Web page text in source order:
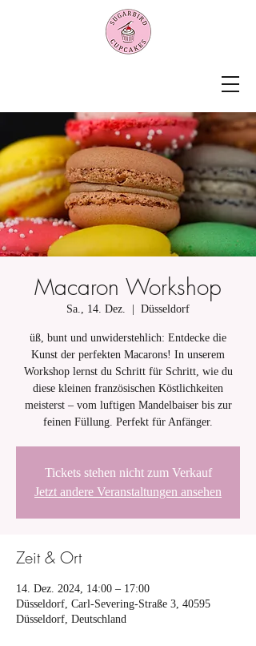
Macaron Workshop
Sa., 14. Dez. Düsseldorf
üß, bunt und unwiderstehlich: Entdecke die
Kunst der perfekten Macarons! In unserem
Workshop lernst du Schritt für Schritt, wie du
diese kleinen französischen Köstlichkeiten
meisterst – vom luftigen Mandelbaiser bis zur
feinen Füllung. Perfekt für Anfänger.
Tickets stehen nicht zum Verkauf
Jetzt andere Veranstaltungen ansehen
Zeit & Ort
14. Dez. 2024, 14:00 – 17:00
Düsseldorf, Carl-Severing-Straße 3, 40595
Düsseldorf, Deutschland